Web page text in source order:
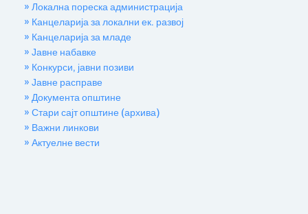
» Локална пореска администрација
» Канцеларија за локални ек. развој
» Канцеларија за младе
» Јавне набавке
» Конкурси, јавни позиви
» Јавне расправе
» Документа општине
» Стари сајт општине (архива)
» Важни линкови
» Актуелне вести